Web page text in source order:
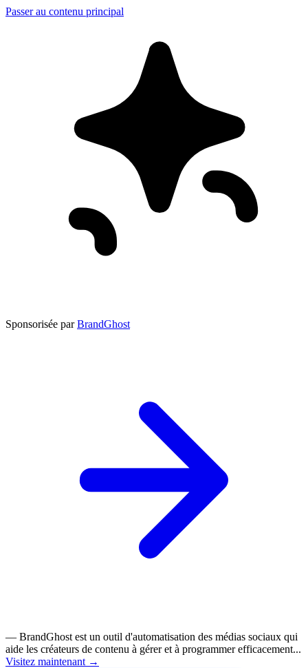
Passer au contenu principal
Sponsorisée par BrandGhost
— BrandGhost est un outil d'automatisation des médias sociaux qui
aide les créateurs de contenu à gérer et à programmer efficacement...
Visitez maintenant →